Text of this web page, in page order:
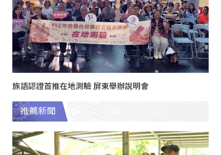
族語認證首推在地測驗 屏東舉辦說明會
推薦新聞